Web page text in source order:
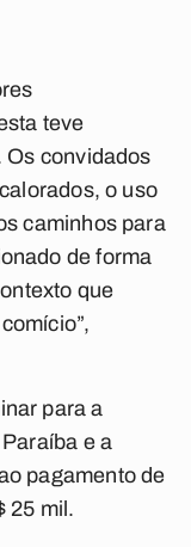
teve
Os convidados
o uso
caminhos para
de forma
que
para a
e a
pagamento de
25 mil.